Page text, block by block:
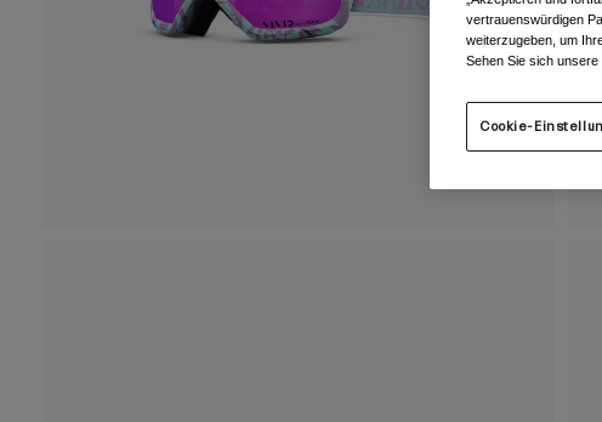
vertrauenswürdigen
weiterzugeben, um
Sehen Sie sich unsere
Cookie-